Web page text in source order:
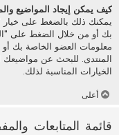
كيف يمكن إيجاد المواضيع
يمكنك ذلك بالضغط على
بك أو من خلال الضغط على
معلومات العضو الخاصة بك
المنتدى. للبحث عن
الخيارات المناسبة لذلك.
أعلى
قائمة المتابعات